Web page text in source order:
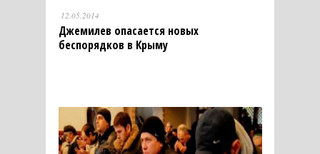
12.05.2014
Джемилев опасается новых
беспорядков в Крыму